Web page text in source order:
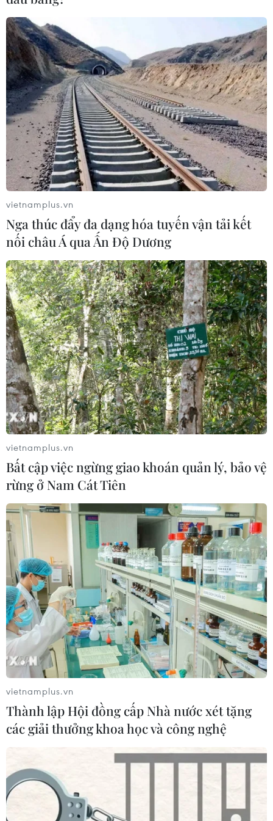
TIN CÙNG CHUYÊN MỤC
Hàn Quốc tái khẳng định mục tiêu
chung sống hòa bình với Triều Tiên
06/08/2026 15:33
Lở đất tại Philippines khiến ít nhất 4
người thiệt mạng
06/08/2026 15:06
vietnamplus.vn
Nga thúc đẩy đa dạng hóa tuyến vận tải kết
nối châu Á qua Ấn Độ Dương
vietnamplus.vn
Bất cập việc ngừng giao khoán quản lý, bảo vệ
rừng ở Nam Cát Tiên
vietnamplus.vn
Thành lập Hội đồng cấp Nhà nước xét tặng
các giải thưởng khoa học và công nghệ